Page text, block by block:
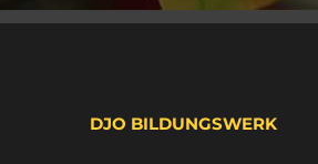
DJO BILDUNGSWERK